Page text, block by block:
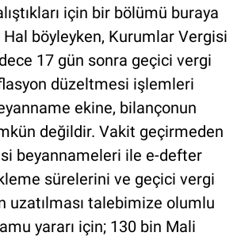
için bir bölümü buraya
böyleyken, Kurumlar Vergisi
17 gün sonra geçici vergi
düzeltmesi işlemleri
ekine, bilançonun
değildir. Vakit geçirmeden
beyannameleri ile e-defter
sürelerini ve geçici vergi
uzatılması talebimize olumlu
yararı için; 130 bin Mali